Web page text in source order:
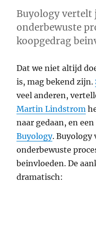
Buyology vertelt
onderbewuste
koopgedrag
Dat we niet altijd
is, mag bekend zijn.
veel anderen,
Martin Lindstrom
naar gedaan, en
Buyology. Buyology
onderbewuste
beinvloeden. De
dramatisch: